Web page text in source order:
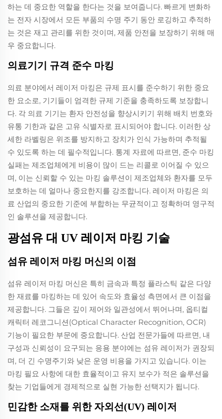
하는 데 중요한 역할을 한다는 것을 보여줍니다. 빠르게 변화하
는 전자 시장에서 모든 부품의 수명 주기 동안 로깅하고 추적하
는 것은 재고 관리를 위한 것이며, 제품 안전을 보장하기 위해 매
우 중요합니다.
의료기기 규격 준수 마킹
의료 분야에서 레이저 마킹은 규제 표시를 준수하기 위한 중요
한 요소로, 기기들이 엄격한 규제 기준을 충족하도록 보장합니
다. 각 의료 기기는 환자 안전성을 향상시키기 위해 배치 번호와
유통 기한과 같은 고유 식별자로 표시되어야 합니다. 이러한 상
세한 라벨링은 위조를 방지하고 장치가 인식 가능하며 추적될
수 있도록 하는 데 필수적입니다. 통계 자료에 따르면, 준수 마킹
실패는 제조업체에게 비용이 많이 드는 리콜로 이어질 수 있으
며, 이는 신뢰할 수 있는 마킹 솔루션이 제조업체와 환자를 모두
보호하는 데 얼마나 중요한지를 강조합니다. 레이저 마킹은 의
료 산업의 중요한 기준에 부합하는 무균적이고 정확하며 영구적
인 솔루션을 제공합니다.
광섬유 대 UV 레이저 마킹 기술
섬유 레이저 마킹 머신의 이점
섬유 레이저 마킹 머신은 특히 금속과 특정 플라스틱 같은 다양
한 재료를 마킹하는 데 있어 속도와 효율성 측면에서 큰 이점을
제공합니다. 그들은 깊이 제어와 일관성에서 뛰어나며, 옵티컬
캐릭터 레코그니션(Optical Character Recognition, OCR)
기능이 필요한 부문에 중요합니다. 산업 전문가들에 따르면, 내
구성과 신뢰성이 요구되는 응용 분야에는 섬유 레이저가 권장되
며, 더 긴 수명주기와 낮은 운영 비용을 가지고 있습니다. 이는
마킹 필요 사항에 대한 효율적이고 유지 보수가 적은 솔루션을
찾는 기업들에게 경제적으로 실현 가능한 선택지가 됩니다.
민감한 소재를 위한 자외선(UV) 레이저